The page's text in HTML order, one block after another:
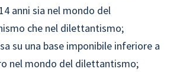
anni sia nel mondo del
che nel dilettantismo;
su una base imponibile inferiore a
nel mondo del dilettantismo;